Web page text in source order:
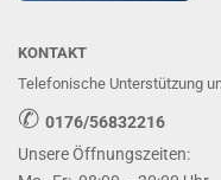
KONTAKT
Telefonische Unterstützung
✆ 0176/56832216
Unsere Öffnungszeiten: